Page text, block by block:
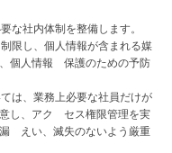
な社内体制を整備します。
限し、個人情報が含まれる媒
個人情報　保護のための予防
は、業務上必要な社員だけが
し、アク　セス権限管理を実
　えい、滅失のないよう厳重